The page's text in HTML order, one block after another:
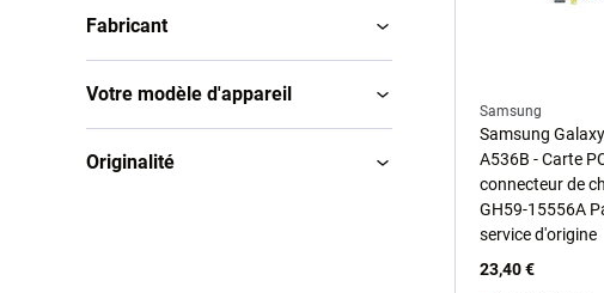
Fabricant
Votre modèle d'appareil
Originalité
Samsung
Samsung
A536B - Carte
connecteur de
GH59-15556A
service d'origine
23,40 €